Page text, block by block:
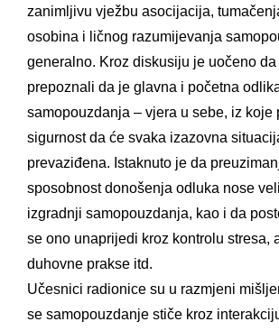
zanimljivu vježbu asocijacija,
osobina i ličnog razumijevanja
generalno. Kroz diskusiju je uočeno
prepoznali da je glavna i početna
samopouzdanja – vjera u sebe, iz koje
sigurnost da će svaka izazovna
prevaziđena. Istaknuto je da
sposobnost donošenja odluka nose
izgradnji samopouzdanja, kao i da
se ono unaprijedi kroz kontrolu stresa,
duhovne prakse itd.
Učesnici radionice su u razmjeni
se samopouzdanje stiče kroz